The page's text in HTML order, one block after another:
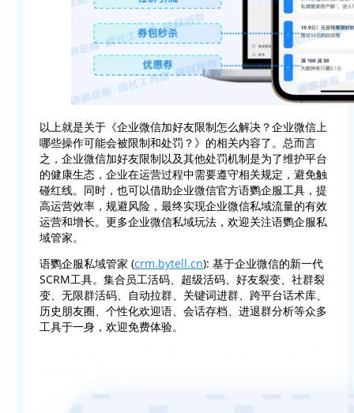
以上就是关于《企业微信加好友限制怎么解决？企业微信上
哪些操作可能会被限制和处罚？》的相关内容了。总而言
之，企业微信加好友限制以及其他处罚机制是为了维护平台
的健康生态，企业在运营过程中需要遵守相关规定，避免触
碰红线。同时，也可以借助企业微信官方语鹦企服工具，提
高运营效率，规避风险，最终实现企业微信私域流量的有效
运营和增长。更多企业微信私域玩法，欢迎关注语鹦企服私
域管家。
语鹦企服私域管家 (crm.bytell.cn): 基于企业微信的新一代
SCRM工具。集合员工活码、超级活码、好友裂变、社群裂
变、无限群活码、自动拉群、关键词进群、跨平台话术库、
历史朋友圈、个性化欢迎语、会话存档、进退群分析等众多
工具于一身，欢迎免费体验。